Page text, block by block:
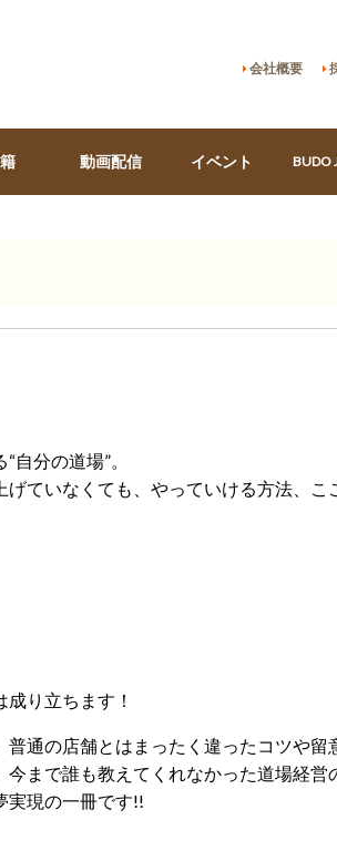
会社概要
動画配信 イベント BUDO
自分の道場”。
ていなくても、やっていける方法、こ
り立ちます！
通の店舗とはまったく違ったコツや
まで誰も教えてくれなかった道場経営
実現の一冊です!!